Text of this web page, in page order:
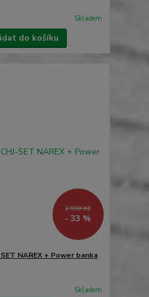
Skladem
do košíku
2 990 Kč
- 33 %
NAREX + Power banka
Skladem